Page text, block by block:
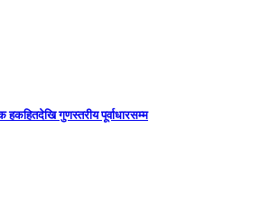
हकहितदेखि गुणस्तरीय पूर्वाधारसम्म